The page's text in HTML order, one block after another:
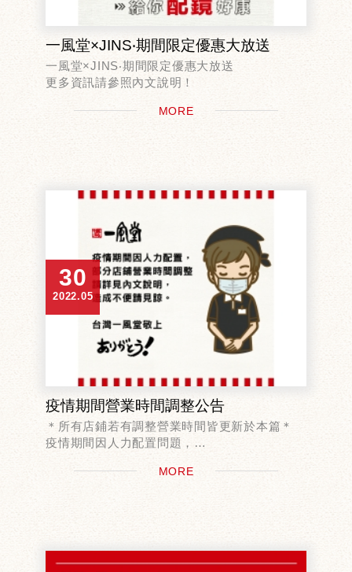
一風堂×JINS‧期間限定優惠大放送
一風堂×JINS‧期間限定優惠大放送
更多資訊請參照內文說明！
MORE
30
2022.05
疫情期間營業時間調整公告
＊所有店鋪若有調整營業時間皆更新於本篇＊
疫情期間因人力配置問題，
即日起部分店鋪營業時間暫時調整如下：
台中高鐵店 11:00-21:00 （最後點餐時間
MORE